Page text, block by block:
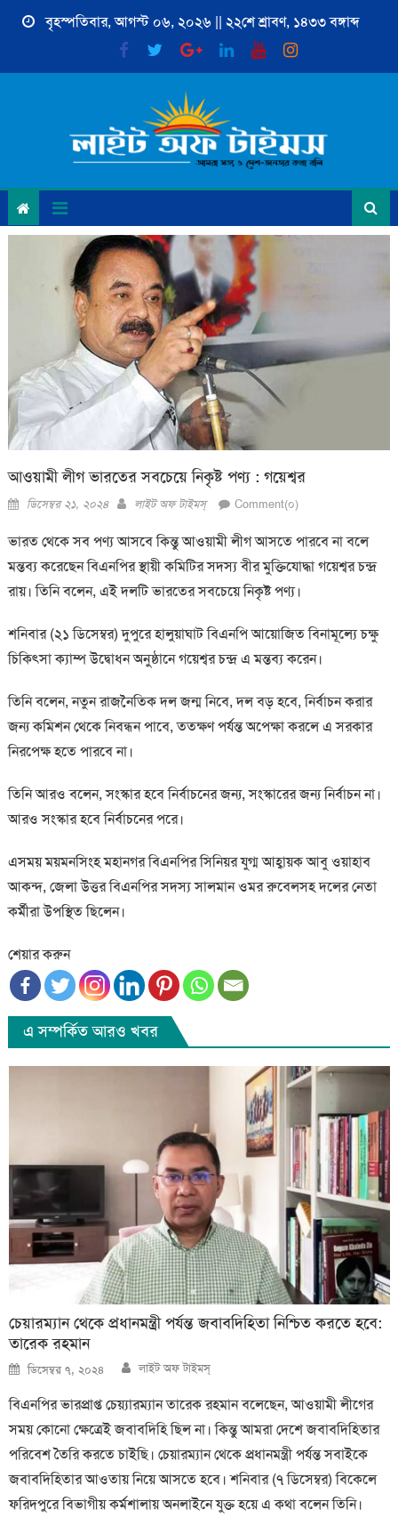
Skip
বৃহস্পতিবার, আগস্ট ০৬, ২০২৬ || ২২শে শ্রাবণ, ১৪৩৩ বঙ্গাব্দ
আওয়ামী লীগ ভারতের সবচেয়ে নিকৃষ্ট পণ্য : গয়েশ্বর
Posted
ডিসেম্বর ২১, ২০২৪ Author
লাইট অফ টাইমস্ Comment(০)
ভারত থেকে সব পণ্য আসবে কিন্তু আওয়ামী লীগ আসতে পারবে না বলে
মন্তব্য করেছেন বিএনপির স্থায়ী কমিটির সদস্য বীর মুক্তিযোদ্ধা গয়েশ্বর চন্দ্র
রায়। তিনি বলেন, এই দলটি ভারতের সবচেয়ে নিকৃষ্ট পণ্য।
শনিবার (২১ ডিসেম্বর) দুপুরে হালুয়াঘাট বিএনপি আয়োজিত বিনামূল্যে চক্ষু
চিকিৎসা ক্যাম্প উদ্বোধন অনুষ্ঠানে গয়েশ্বর চন্দ্র এ মন্তব্য করেন।
তিনি বলেন, নতুন রাজনৈতিক দল জন্ম নিবে, দল বড় হবে, নির্বাচন করার
জন্য কমিশন থেকে নিবন্ধন পাবে, ততক্ষণ পর্যন্ত অপেক্ষা করলে এ সরকার
নিরপেক্ষ হতে পারবে না।
তিনি আরও বলেন, সংস্কার হবে নির্বাচনের জন্য, সংস্কারের জন্য নির্বাচন না।
আরও সংস্কার হবে নির্বাচনের পরে।
এসময় ময়মনসিংহ মহানগর বিএনপির সিনিয়র যুগ্ম আহ্বায়ক আবু ওয়াহাব
আকন্দ, জেলা উত্তর বিএনপির সদস্য সালমান ওমর রুবেলসহ দলের নেতা
কর্মীরা উপস্থিত ছিলেন।
শেয়ার করুন
এ সম্পর্কিত আরও খবর
চেয়ারম্যান থেকে প্রধানমন্ত্রী পর্যন্ত জবাবদিহিতা নিশ্চিত করতে হবে:
তারেক রহমান
Posted
on
ডিসেম্বর ৭, ২০২৪ Author
লাইট অফ টাইমস্
বিএনপির ভারপ্রাপ্ত চেয়্যারম্যান তারেক রহমান বলেছেন, আওয়ামী লীগের
সময় কোনো ক্ষেত্রেই জবাবদিহি ছিল না। কিন্তু আমরা দেশে জবাবদিহিতার
পরিবেশ তৈরি করতে চাইছি। চেয়ারম্যান থেকে প্রধানমন্ত্রী পর্যন্ত সবাইকে
জবাবদিহিতার আওতায় নিয়ে আসতে হবে। শনিবার (৭ ডিসেম্বর) বিকেলে
ফরিদপুরে বিভাগীয় কর্মশালায় অনলাইনে যুক্ত হয়ে এ কথা বলেন তিনি।